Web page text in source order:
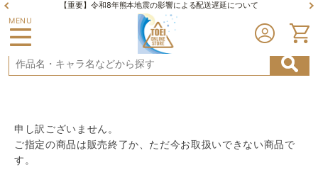
【重要】令和8年熊本地震の影響による配送遅延について
MENU
申し訳ございません。
ご指定の商品は販売終了か、ただ今お取扱いできない商品で
す。